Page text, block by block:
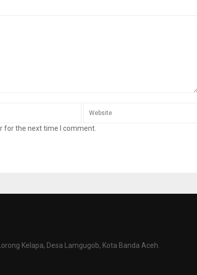
for the next time I comment.
Kelapa, Desa Lamgugob, Kota Banda Aceh.